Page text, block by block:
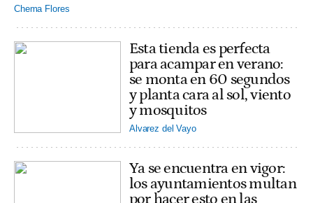
Chema Flores
Esta tienda es perfecta
para acampar en verano:
se monta en 60 segundos
y planta cara al sol, viento
y mosquitos
Alvarez del Vayo
Ya se encuentra en vigor:
los ayuntamientos multan
por hacer esto en las